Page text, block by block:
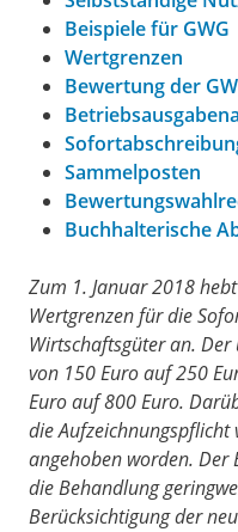
Beispiele für GWG
Wertgrenzen
Bewertung der
Sammelposten
Buchhalterische
Zum 1. Januar 2018
Wertgrenzen für die
Wirtschaftsgüter an.
von 150 Euro auf 250
Euro auf 800 Euro.
die
angehoben worden.
die Behandlung
Berücksichtigung der